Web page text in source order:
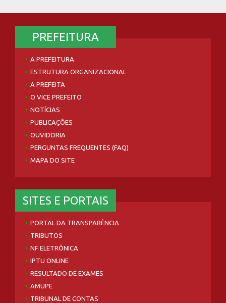
PREFEITURA
A PREFEITURA
ESTRUTURA ORGANIZACIONAL
A PREFEITA
O VICE PREFEITO
NOTÍCIAS
PUBLICAÇÕES
OUVIDORIA
PERGUNTAS FREQUENTES (FAQ)
MAPA DO SITE
SITES E PORTAIS
PORTAL DA TRANSPARÊNCIA
TRIBUTOS
NF ELETRÔNICA
IPTU ONLINE
RESULTADO DE EXAMES
AMUPE
TRIBUNAL DE CONTAS